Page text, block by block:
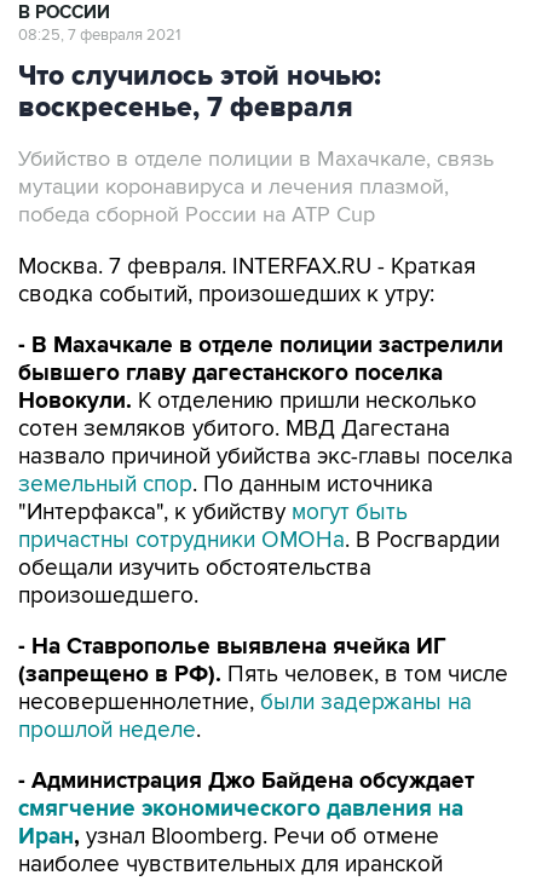
В РОССИИ
08:25, 7 февраля 2021
Что случилось этой ночью:
воскресенье, 7 февраля
Убийство в отделе полиции в Махачкале, связь
мутации коронавируса и лечения плазмой,
победа сборной России на ATP Cup
Москва. 7 февраля. INTERFAX.RU - Краткая
сводка событий, произошедших к утру:
- В Махачкале в отделе полиции застрелили
бывшего главу дагестанского поселка
Новокули. К отделению пришли несколько
сотен земляков убитого. МВД Дагестана
назвало причиной убийства экс-главы поселка
земельный спор. По данным источника
"Интерфакса", к убийству могут быть
причастны сотрудники ОМОНа. В Росгвардии
обещали изучить обстоятельства
произошедшего.
- На Ставрополье выявлена ячейка ИГ
(запрещено в РФ). Пять человек, в том числе
несовершеннолетние, были задержаны на
прошлой неделе.
- Администрация Джо Байдена обсуждает
смягчение экономического давления на
Иран, узнал Bloomberg. Речи об отмене
наиболее чувствительных для иранской